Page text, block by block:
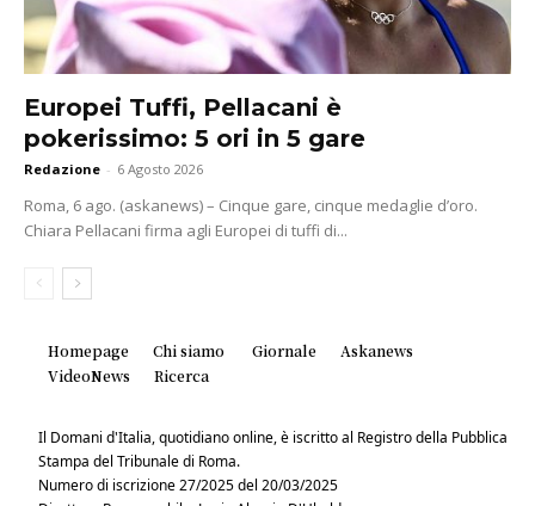
Europei Tuffi, Pellacani è
pokerissimo: 5 ori in 5 gare
Redazione - 6 Agosto 2026
Roma, 6 ago. (askanews) – Cinque gare, cinque medaglie d’oro.
Chiara Pellacani firma agli Europei di tuffi di...
Homepage Chi siamo Giornale
Askanews
VideoNews
Ricerca
Il Domani d'Italia, quotidiano online, è iscritto al Registro della Pubblica
Stampa del Tribunale di Roma.
Numero di iscrizione 27/2025 del 20/03/2025